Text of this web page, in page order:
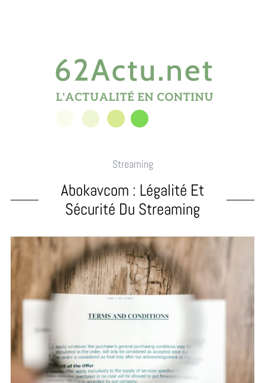
Streaming
Abokavcom : Légalité Et
Sécurité Du Streaming